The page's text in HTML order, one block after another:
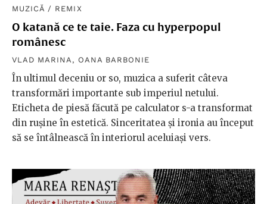
MUZICĂ / REMIX
O katană ce te taie. Faza cu hyperpopul
românesc
VLAD MARINA , OANA BARBONIE
În ultimul deceniu or so, muzica a suferit câteva
transformări importante sub imperiul netului.
Eticheta de piesă făcută pe calculator s-a transformat
din rușine în estetică. Sinceritatea și ironia au început
să se întâlnească în interiorul aceluiași vers.